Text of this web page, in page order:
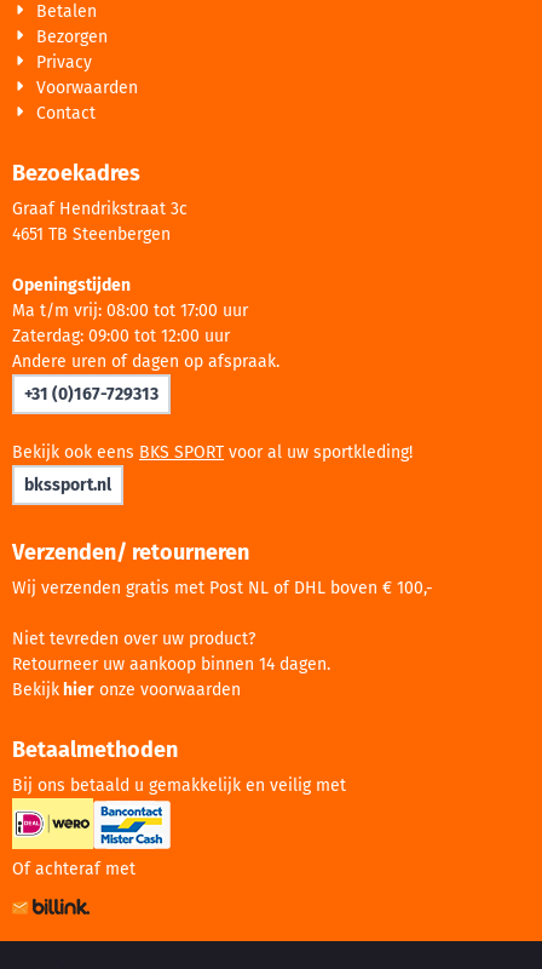
Betalen
Bezorgen
Privacy
Voorwaarden
Contact
Bezoekadres
Graaf Hendrikstraat 3c
4651 TB Steenbergen
Openingstijden
Ma t/m vrij: 08:00 tot 17:00 uur
Zaterdag: 09:00 tot 12:00 uur
Andere uren of dagen op afspraak.
+31 (0)167-729313
Bekijk ook eens BKS SPORT voor al uw sportkleding!
bkssport.nl
Verzenden/ retourneren
Wij verzenden gratis met Post NL of DHL boven € 100,-
Niet tevreden over uw product?
Retourneer uw aankoop binnen 14 dagen.
Bekijk hier onze voorwaarden
Betaalmethoden
Bij ons betaald u gemakkelijk en veilig met
Of achteraf met